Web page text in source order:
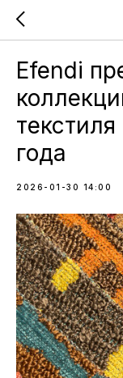
Efendi
года
2026-01-30 14:00